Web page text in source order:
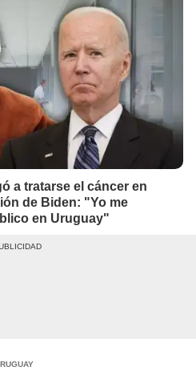
a tratarse el cáncer en
de Biden: "Yo me
en Uruguay"